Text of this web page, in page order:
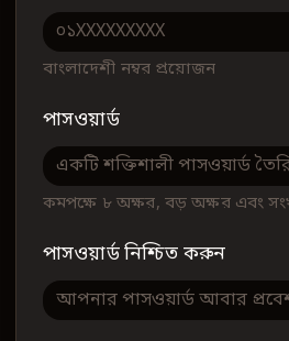
বাংলাদেশী নম্বর প্রয়োজন
পাসওয়ার্ড
কমপক্ষে ৮ অক্ষর, বড় অক্ষর এবং
পাসওয়ার্ড নিশ্চিত করুন